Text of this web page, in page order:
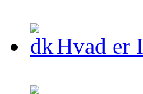
Hvad er